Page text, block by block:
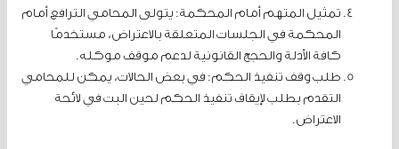
تمثيل المتهم أمام المحكمة: يتولى المحامي الترافع أمام
المحكمة في الجلسات المتعلقة بالاعتراض، مستخدمًا
كافة الأدلة والحجج القانونية لدعم موقف موكله.
طلب وقف تنفيذ الحكم: في بعض الحالات، يمكن للمحامي
التقدم بطلب لإيقاف تنفيذ الحكم لحين البت في لائحة
الاعتراض.